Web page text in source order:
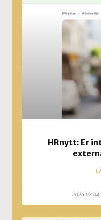
HRnytt: Er
2026-07-04